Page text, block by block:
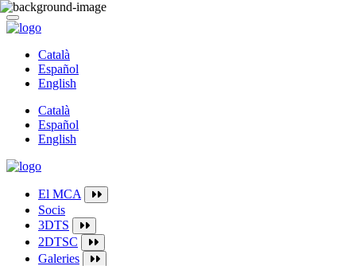
Català
Español
English
Català
Español
English
El MCA
Socis
3DTS
2DTSC
Galeries